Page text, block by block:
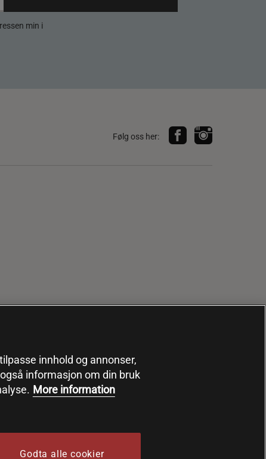
min i
Følg oss her:
innhold og annonser,
informasjon om din bruk
More information
Godta alle cookier